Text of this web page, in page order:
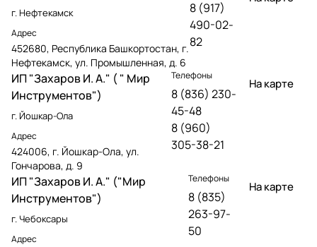
г. Нефтекамск
Адрес
452680, Республика Башкортостан, г.
Нефтекамск, ул. Промышленная, д. 6
8 (917)
490-02-
82
ИП "Захаров И. А." ( " Мир
Инструментов")
г. Йошкар-Ола
Адрес
424006, г. Йошкар-Ола, ул.
Гончарова, д. 9
Телефоны
8 (836) 230-
45-48
8 (960)
305-38-21
На карте
ИП "Захаров И. А." ("Мир
Инструментов")
г. Чебоксары
Адрес
Телефоны
8 (835)
263-97-
50
На карте